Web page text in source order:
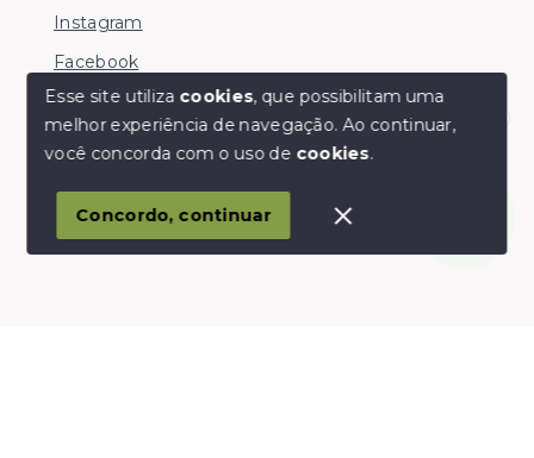
Olá! somos da Linkmob, como podemos ajudar?
Instagram
Facebook
© Copyright 2026 - Youinvest - Todos os direitos
SITE PARA IMOBILIARIA
Esse site utiliza cookies, que possibilitam uma
melhor experiência de navegação.Ao continuar,
você concorda com o uso de cookies.
Concordo, continuar